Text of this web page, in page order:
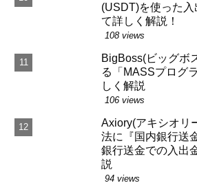
(USDT)を使った
て詳しく解説！
108 views
BigBoss(ビッグボ
る「MASSプログ
しく解説
106 views
Axiory(アキシオリ
法に『国内銀行送
銀行送金での入出
説
94 views